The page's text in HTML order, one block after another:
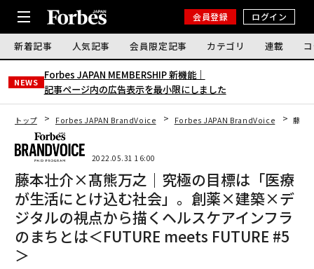
会員登録 ログイン
新着記事 人気記事 会員限定記事 カテゴリ 連載
NEWS
Forbes JAPAN MEMBERSHIP 新機能｜
記事ページ内の広告表示を最小限にしました
トップ Forbes JAPAN BrandVoice Forbes JAPAN BrandVoice 藤本
2022.05.31 16:00
藤本壮介×髙熊万之｜究極の目標は「医療
が生活にとけ込む社会」。創薬×建築×デ
ジタルの視点から描くヘルスケアインフラ
のまちとは＜FUTURE meets FUTURE #5
＞